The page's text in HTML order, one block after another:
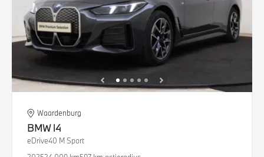
Waardenburg
BMW i4
eDrive40 M Sport